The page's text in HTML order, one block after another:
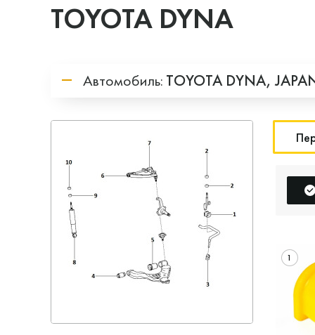
TOYOTA DYNA
Автомобиль: TOYOTA DYNA,
1